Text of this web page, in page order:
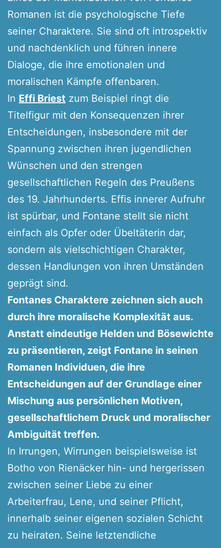
Romanen ist die psychologische Tiefe
seiner Charaktere. Sie sind oft introspektiv
und nachdenklich und führen innere
Dialoge, die ihre emotionalen und
moralischen Kämpfe offenbaren.
In Effi Briest zum Beispiel ringt die
Titelfigur mit den Konsequenzen ihrer
Entscheidungen, insbesondere mit der
Spannung zwischen ihren jugendlichen
Wünschen und den strengen
gesellschaftlichen Regeln des Preußens
des 19. Jahrhunderts. Effis innerer Aufruhr
ist spürbar, und Fontane stellt sie nicht
einfach als Opfer oder Übeltäterin dar,
sondern als vielschichtigen Charakter,
dessen Handlungen von ihren Umständen
geprägt sind.
Fontanes Charaktere zeichnen sich auch
durch ihre moralische Komplexität aus.
Anstatt eindeutige Helden und Bösewichte
zu präsentieren, zeigt Fontane in seinen
Romanen Individuen, die ihre
Entscheidungen auf der Grundlage einer
Mischung aus persönlichen Motiven,
gesellschaftlichem Druck und moralischer
Ambiguität treffen.
In Irrungen, Wirrungen beispielsweise ist
Botho von Rienäcker hin- und hergerissen
zwischen seiner Liebe zu einer
Arbeiterfrau, Lene, und seiner Pflicht,
innerhalb seiner eigenen sozialen Schicht
zu heiraten. Seine letztendliche